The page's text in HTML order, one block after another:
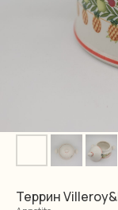
Террин